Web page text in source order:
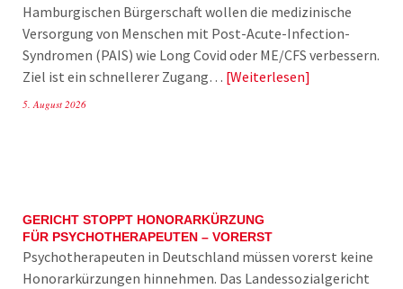
Hamburgischen Bürgerschaft wollen die medizinische
Versorgung von Menschen mit Post-Acute-Infection-
Syndromen (PAIS) wie Long Covid oder ME/CFS verbessern.
Ziel ist ein schnellerer Zugang… Weiterlesen
5. August 2026
GERICHT STOPPT HONORARKÜRZUNG
FÜR PSYCHOTHERAPEUTEN – VORERST
Psychotherapeuten in Deutschland müssen vorerst keine
Honorarkürzungen hinnehmen. Das Landessozialgericht